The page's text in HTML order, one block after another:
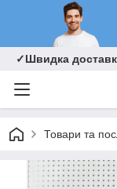
✓Швидка
Товари та